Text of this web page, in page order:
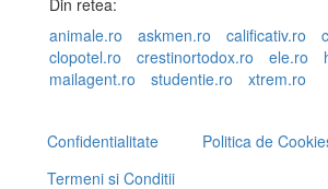
Din retea:
animale.ro
askmen.ro calificativ.ro
clopotel.ro
crestinortodox.ro ele.ro
mailagent.ro
studentie.ro xtrem.ro
Confidentialitate
Politica de
Termeni si Conditii